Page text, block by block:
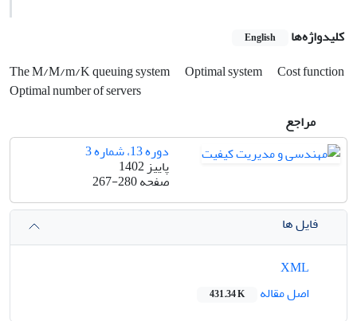
کلیدواژه‌ها English
The M/M/m/K queuing system Optimal system
Cost function
Optimal number of servers
مراجع
دوره 13، شماره 3
پاییز 1402
صفحه267-280
فایل ها
اصل مقاله
431.34 K